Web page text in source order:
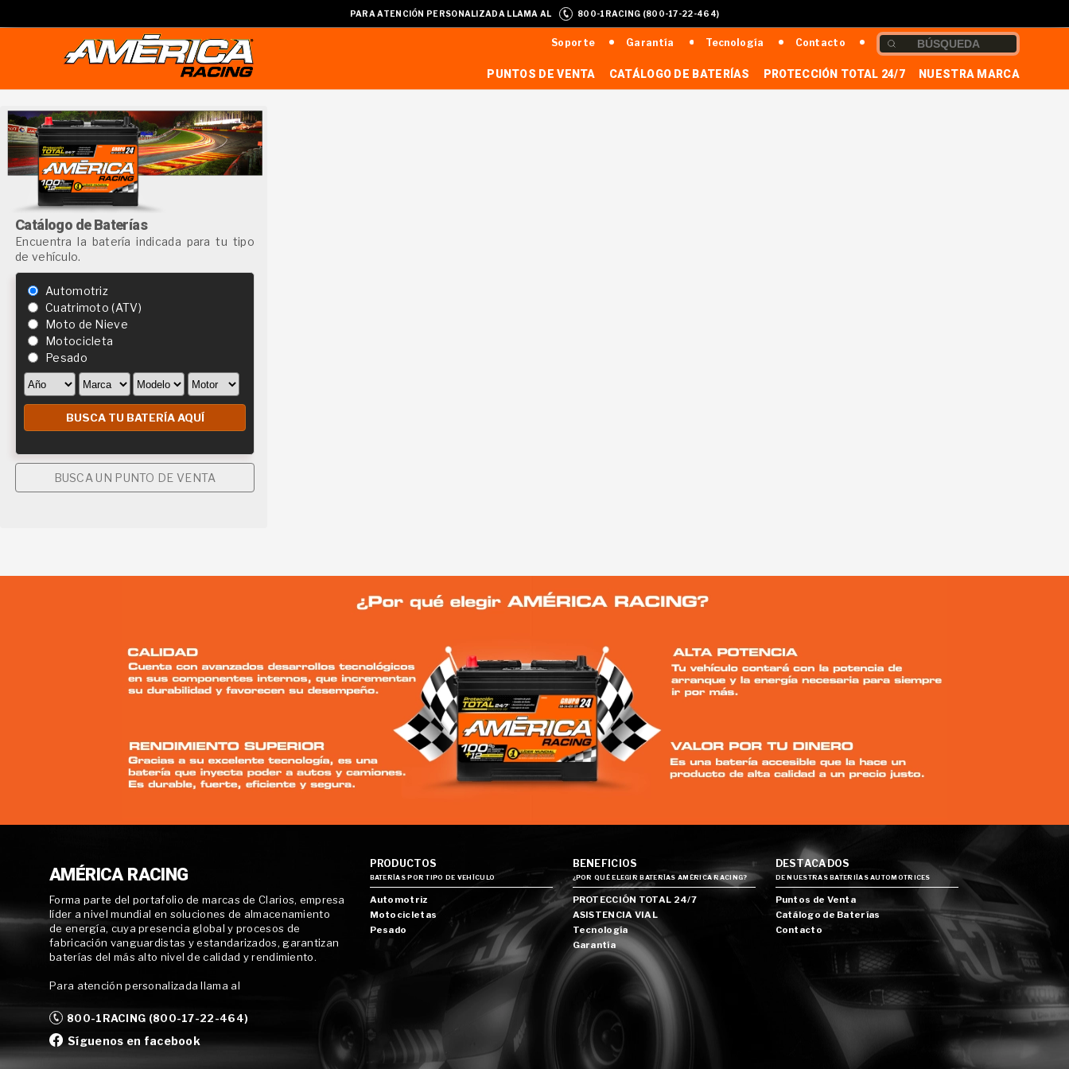
PARA ATENCIÓN PERSONALIZADA LLAMA AL 800-1RACING (800-17-22-464)
Contacto
Tecnología
Garantía
Soporte
NUESTRA MARCA
PROTECCIÓN TOTAL 24/7
CATÁLOGO DE BATERÍAS
PUNTOS DE VENTA
Catálogo de Baterías
Encuentra la batería indicada para tu tipo
de vehículo.
Automotriz
Cuatrimoto (ATV)
Moto de Nieve
Motocicleta
Pesado
BUSCA UN PUNTO DE VENTA
AMÉRICA RACING
Forma parte del portafolio de marcas de Clarios, empresa
líder a nivel mundial en soluciones de almacenamiento
de energía, cuya presencia global y procesos de
fabricación vanguardistas y estandarizados, garantizan
baterías del más alto nivel de calidad y rendimiento.
Para atención personalizada llama al
800-1RACING (800-17-22-464)
Síguenos en facebook
PRODUCTOS
BATERÍAS POR TIPO DE VEHÍCULO
Automotriz
Motocicletas
Pesado
BENEFICIOS
¿POR QUÉ ELEGIR BATERÍAS AMÉRICA RACING?
PROTECCIÓN TOTAL 24/7
ASISTENCIA VIAL
Tecnología
Garantía
DESTACADOS
DE NUESTRAS BATERIÍAS AUTOMOTRICES
Puntos de Venta
Catálogo de Baterías
Contacto